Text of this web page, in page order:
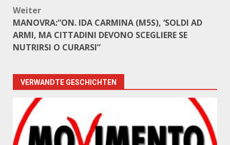
Weiter
MANOVRA:“ON. IDA CARMINA (M5S), ‘SOLDI AD
ARMI, MA CITTADINI DEVONO SCEGLIERE SE
NUTRIRSI O CURARSI”
VERWANDTE GESCHICHTEN